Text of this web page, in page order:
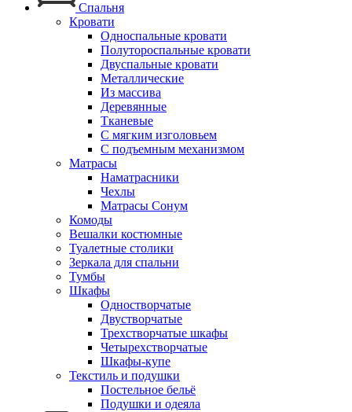
Спальня
Кровати
Односпальные кровати
Полутороспальные кровати
Двуспальные кровати
Металлические
Из массива
Деревянные
Тканевые
С мягким изголовьем
С подъемным механизмом
Матрасы
Наматрасники
Чехлы
Матрасы Сонум
Комоды
Вешалки костюмные
Туалетные столики
Зеркала для спальни
Тумбы
Шкафы
Одностворчатые
Двустворчатые
Трехстворчатые шкафы
Четырехстворчатые
Шкафы-купе
Текстиль и подушки
Постельное бельё
Подушки и одеяла